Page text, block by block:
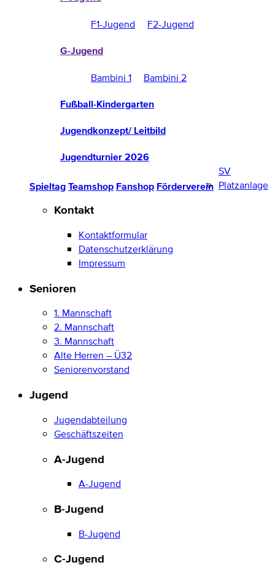
F1-Jugend F2-Jugend
G-Jugend
Bambini 1 Bambini 2
Fußball-Kindergarten
Jugendkonzept/ Leitbild
Jugendturnier 2026
Spieltag Teamshop Fanshop Förderverein
SV
Platzanlage
Kontakt
Kontaktformular
Datenschutzerklärung
Impressum
Senioren
1. Mannschaft
2. Mannschaft
3. Mannschaft
Alte Herren – Ü32
Seniorenvorstand
Jugend
Jugendabteilung
Geschäftszeiten
A-Jugend
A-Jugend
B-Jugend
B-Jugend
C-Jugend